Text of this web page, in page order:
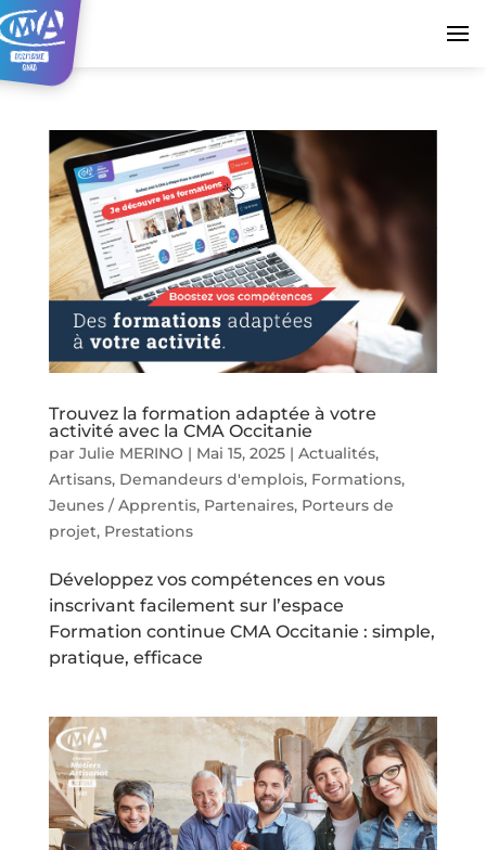
Trouvez la formation adaptée à votre
activité avec la CMA Occitanie
par Julie MERINO | Mai 15, 2025| Actualités,
Artisans, Demandeurs d'emplois, Formations,
Jeunes / Apprentis, Partenaires, Porteurs de
projet, Prestations
Développez vos compétences en vous
inscrivant facilement sur l’espace
Formation continue CMA Occitanie : simple,
pratique, efficace